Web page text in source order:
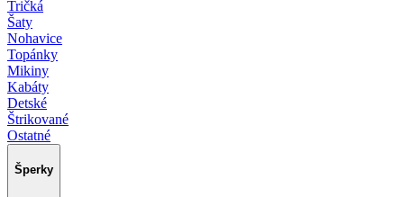
Tričká
Šaty
Nohavice
Topánky
Mikiny
Kabáty
Detské
Štrikované
Ostatné
Šperky